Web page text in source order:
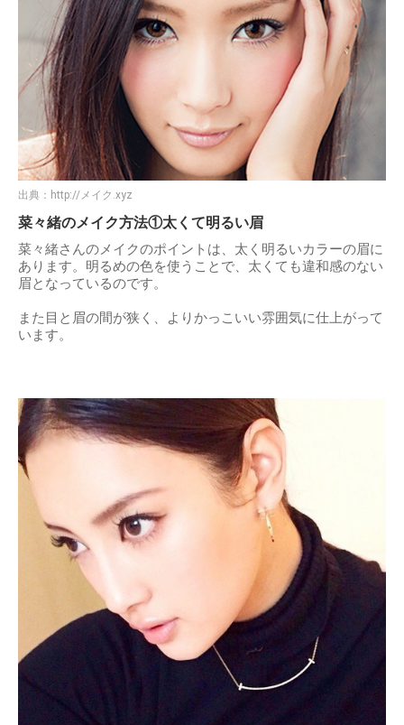
出典： http://メイク.xyz
菜々緒のメイク方法①太くて明るい眉
菜々緒さんのメイクのポイントは、太く明るいカラーの眉に
あります。明るめの色を使うことで、太くても違和感のない
眉となっているのです。
また目と眉の間が狭く、よりかっこいい雰囲気に仕上がって
います。